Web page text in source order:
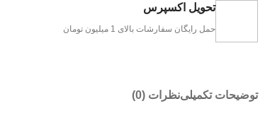
تحویل اکسپرس
حمل رایگان سفارشات بالای 1 میلیون تومان
توضیحات تکمیلینظرات (0)